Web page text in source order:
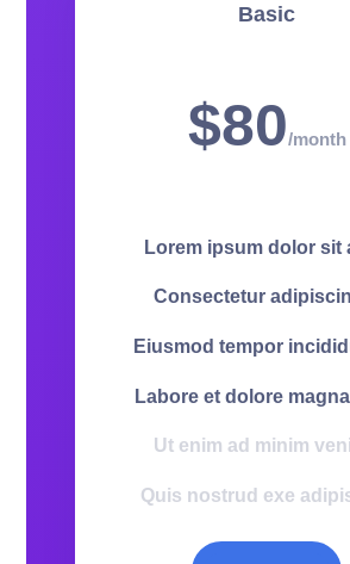
Basic
$80/month
Lorem ipsum dolor sit
Consectetur
Eiusmod tempor
Labore et dolore
Ut enim ad minim
Quis nostrud exe